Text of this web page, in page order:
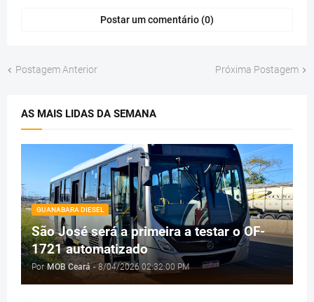
Postar um comentário (0)
Postagem Anterior Próxima Postagem
AS MAIS LIDAS DA SEMANA
GUANABARA DIESEL
São José será a primeira a testar o OF-
1721 automatizado
Por MOB Ceará - 8/04/2026 02:32:00 PM